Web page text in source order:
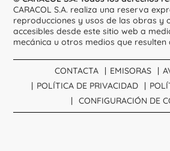
CARACOL S.A. realiza una reserva
reproducciones y usos de las obras y
accesibles desde este sitio web a
mecánica u otros medios que resulten
CONTACTA EMISORAS
POLÍTICA DE PRIVACIDAD
CONFIGURACIÓN DE